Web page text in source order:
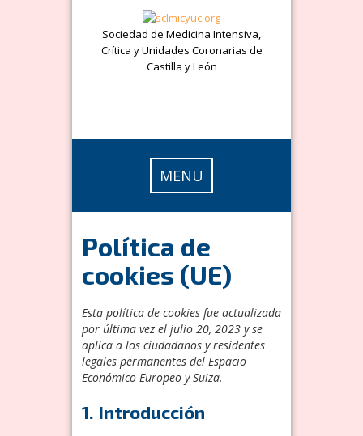
Sociedad de Medicina Intensiva,
Crítica y Unidades Coronarias de
Castilla y León
MENU
Política de
cookies (UE)
Esta política de cookies fue actualizada
por última vez el julio 20, 2023 y se
aplica a los ciudadanos y residentes
legales permanentes del Espacio
Económico Europeo y Suiza.
1. Introducción